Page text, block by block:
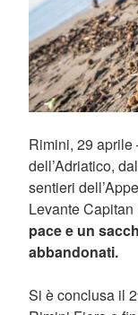
Rimini, 29
dell’Adriatico,
sentieri
Levante
pace e un
abbandonati.
Si è conclusa il